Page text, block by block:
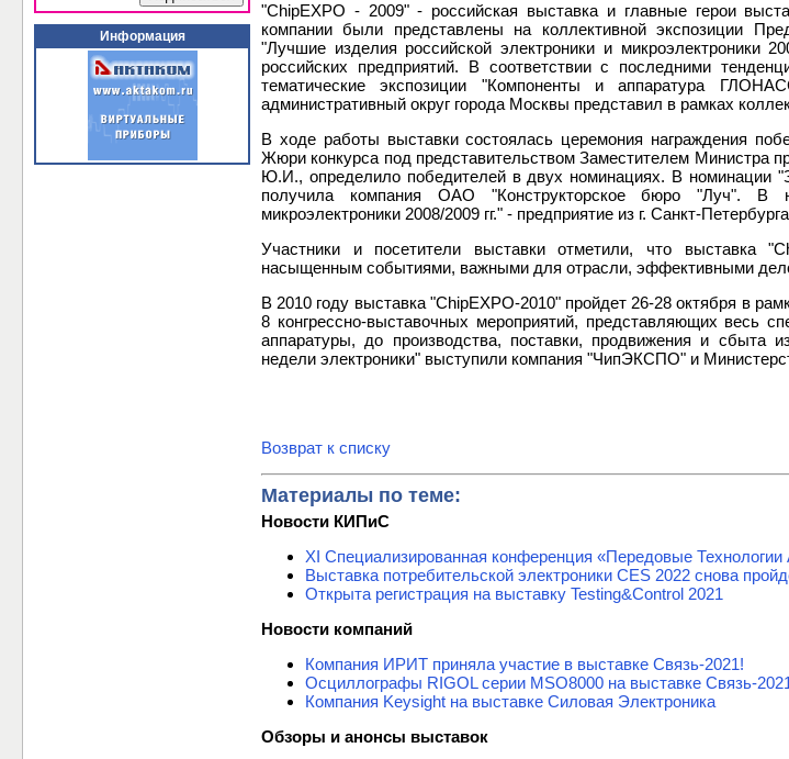
Информация
"ChipEXPO - 2009" - российская выставка и главные герои
компании были представлены на коллективной экспозиции
"Лучшие изделия российской электроники и микроэлектроники
российских предприятий. В соответствии с последними
тематические экспозиции "Компоненты и аппаратура
административный округ города Москвы представил в рамках
В ходе работы выставки состоялась церемония награждения
Жюри конкурса под представительством Заместителем Министра
Ю.И., определило победителей в двух номинациях. В номинации
получила компания ОАО "Конструкторское бюро "Луч". В
микроэлектроники 2008/2009 гг." - предприятие из г. Санкт-
Участники и посетители выставки отметили, что выставка
насыщенным событиями, важными для отрасли, эффективными
В 2010 году выставка "ChipEXPO-2010" пройдет 26-28 октября в
8 конгрессно-выставочных мероприятий, представляющих весь
аппаратуры, до производства, поставки, продвижения и сбыта
недели электроники" выступили компания "ЧипЭКСПО" и
Возврат к списку
Материалы по теме:
Новости КИПиС
XI Специализированная конференция «Передовые
Выставка потребительской электроники CES 2022 снова
Открыта регистрация на выставку Testing&Сontrol 2021
Новости компаний
Компания ИРИТ приняла участие в выставке Связь-2021!
Осциллографы RIGOL серии MSO8000 на выставке Связь-
Компания Keysight на выставке Силовая Электроника
Обзоры и анонсы выставок